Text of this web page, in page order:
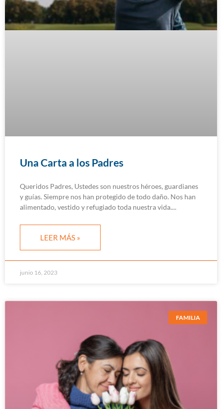
Una Carta a los Padres
Queridos Padres, Ustedes son nuestros héroes, guardianes
y guías. Siempre nos han protegido de todo daño. Nos han
alimentado, vestido y refugiado toda nuestra vida.
LEER MÁS »
junio 16, 2023
FAMILIA